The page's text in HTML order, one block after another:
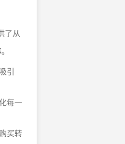
了从
引
每一
买转